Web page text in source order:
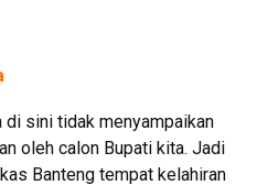
di sini tidak menyampaikan
oleh calon Bupati kita. Jadi
Banteng tempat kelahiran